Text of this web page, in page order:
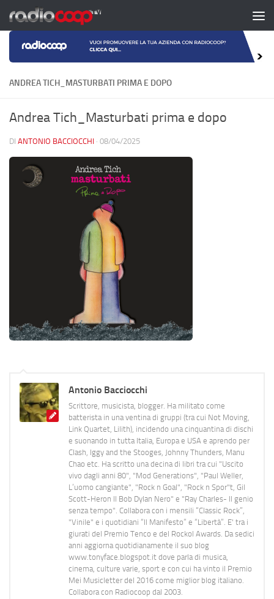
Salta al contenuto
ANDREA TICH_MASTURBATI PRIMA E DOPO
Andrea Tich_Masturbati prima e dopo
DI ANTONIO BACCIOCCHI · 08/04/2025
Antonio Bacciocchi
Scrittore, musicista, blogger. Ha militato come
batterista in una ventina di gruppi (tra cui Not Moving,
Link Quartet, Lilith), incidendo una cinquantina di dischi
e suonando in tutta Italia, Europa e USA e aprendo per
Clash, Iggy and the Stooges, Johnny Thunders, Manu
Chao etc. Ha scritto una decina di libri tra cui "Uscito
vivo dagli anni 80", "Mod Generations", "Paul Weller,
L’uomo cangiante", "Rock n Goal", "Rock n Spor"t, Gil
Scott-Heron Il Bob Dylan Nero" e "Ray Charles- Il genio
senza tempo". Collabora con i mensili “Classic Rock”,
"Vinile" e i quotidiani “Il Manifesto” e “Libertà”. E' tra i
giurati del Premio Tenco e del Rockol Awards. Da sedici
anni aggiorna quotidianamente il suo blog
www.tonyface.blogspot.it dove parla di musica,
cinema, culture varie, sport e con cui ha vinto il Premio
Mei Musicletter del 2016 come miglior blog italiano.
Collabora con Radiocoop dal 2003.